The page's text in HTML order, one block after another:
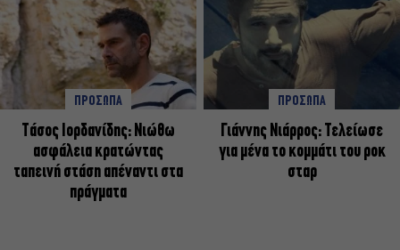
ΠΡΟΣΩΠΑ
Tάσος Ιορδανίδης: Νιώθω
ασφάλεια κρατώντας
ταπεινή στάση απέναντι στα
πράγματα
ΠΡΟΣΩΠΑ
Γιάννης Νιάρρος: Τελείωσε
για μένα το κομμάτι του ροκ
σταρ